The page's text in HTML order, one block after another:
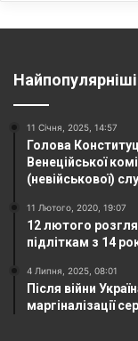
Найпопулярніші
11 Січня, 2025, 14:57
Голова
Венеційської
(невійськової)
11 Лютого, 2020, 19:07
12 лютого
підліткам з 14
4 Липня, 2025, 08:01
Після війни
маргіналізації